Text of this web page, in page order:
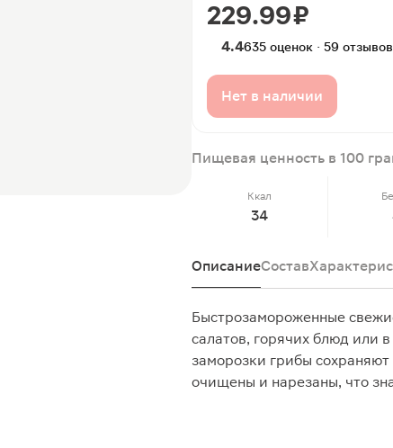
229.99 ₽
4.4635 оценок · 59 отзывов
Нет в наличии
Пищевая ценность в 100
Ккал
34
ОписаниеСостав
Быстрозамороженные
салатов, горячих блюд или
заморозки грибы
очищены и нарезаны, что